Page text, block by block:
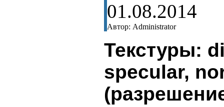
01.08.2014
Автор: Administrator
Текстуры:
specular,